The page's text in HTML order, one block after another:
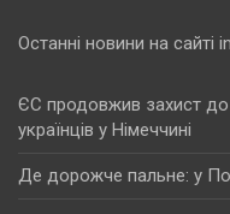
Останні новини на сайті
ЄС продовжив захист
українців у Німеччині
Де дорожче пальне: у